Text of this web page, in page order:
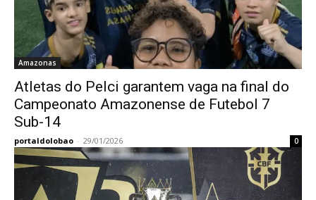
Amazonas
Atletas do Pelci garantem vaga na final do
Campeonato Amazonense de Futebol 7
Sub-14
portaldolobao - 29/01/2026 0